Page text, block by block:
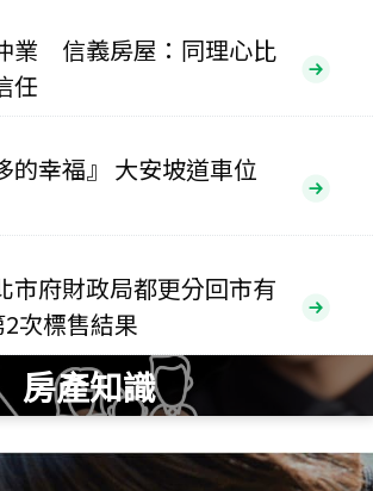
和區環河西路二段
月 成交
5,800萬
華 1,938萬
月 成交
山區長春路
月 成交
十美
投區光明路
總價
1,020萬
業 信義房屋：同理心比
任
的幸福』 大安坡道車位
市府財政局都更分回市有
次標售結果
房產知識